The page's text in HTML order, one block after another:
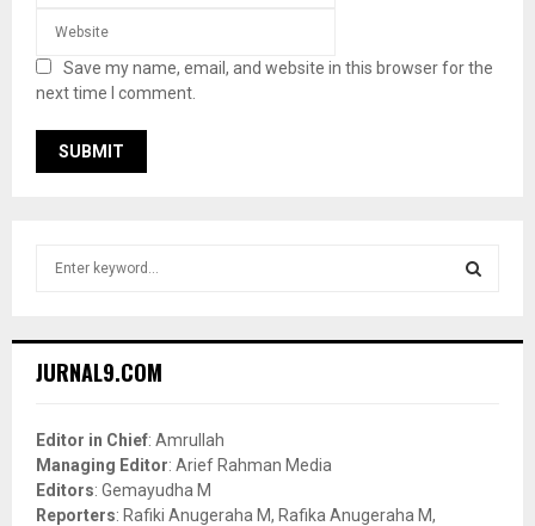
Save my name, email, and website in this browser for the
next time I comment.
h
o
r
:
JURNAL9.COM
Editor in Chief: Amrullah
Managing Editor: Arief Rahman Media
Editors: Gemayudha M
Reporters: Rafiki Anugeraha M, Rafika Anugeraha M,